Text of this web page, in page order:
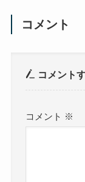
コメント
コメント
コメント ※